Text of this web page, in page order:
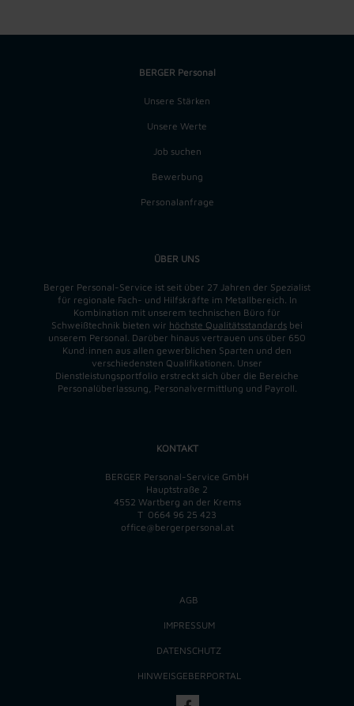
BERGER Personal
Unsere Stärken
Unsere Werte
Job suchen
Bewerbung
Personalanfrage
ÜBER UNS
Berger Personal-Service ist seit über 27 Jahren der Spezialist
für regionale Fach- und Hilfskräfte im Metallbereich. In
Kombination mit unserem technischen Büro für
Schweißtechnik bieten wir höchste Qualitätsstandards bei
unserem Personal. Darüber hinaus vertrauen uns über 650
Kund:innen aus allen gewerblichen Sparten und den
verschiedensten Qualifikationen. Unser
Dienstleistungsportfolio erstreckt sich über die Bereiche
Personalüberlassung, Personalvermittlung und Payroll.
KONTAKT
BERGER Personal-Service GmbH
Hauptstraße 2
4552 Wartberg an der Krems
T 0664 96 25 423
office@bergerpersonal.at
AGB
IMPRESSUM
DATENSCHUTZ
HINWEISGEBERPORTAL